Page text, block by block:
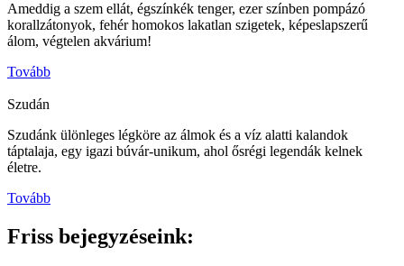
Ameddig a szem ellát, égszínkék tenger, ezer színben pompázó
korallzátonyok, fehér homokos lakatlan szigetek, képeslapszerű
álom, végtelen akvárium!
Tovább
Szudán
Szudánk ülönleges légköre az álmok és a víz alatti kalandok
táptalaja, egy igazi búvár-unikum, ahol ősrégi legendák kelnek
életre.
Tovább
Friss bejegyzéseink: